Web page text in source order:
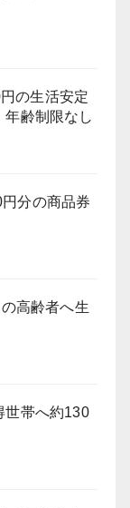
の生活安定
齢制限なし
分の商品券
高齢者へ生
世帯へ約130